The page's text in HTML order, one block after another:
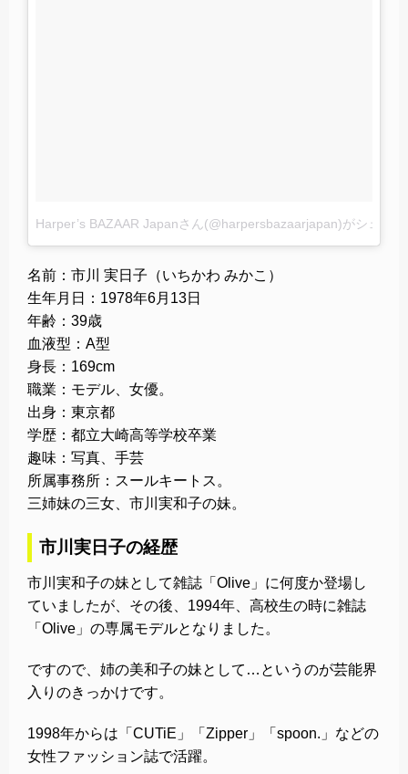
Harper’s BAZAAR Japanさん(@harpersbazaarjapan)がシェア
名前：市川 実日子（いちかわ みかこ）
生年月日：1978年6月13日
年齢：39歳
血液型：A型
身長：169cm
職業：モデル、女優。
出身：東京都
学歴：都立大崎高等学校卒業
趣味：写真、手芸
所属事務所：スールキートス。
三姉妹の三女、市川実和子の妹。
市川実日子の経歴
市川実和子の妹として雑誌「Olive」に何度か登場し
ていましたが、その後、1994年、高校生の時に雑誌
「Olive」の専属モデルとなりました。
ですので、姉の美和子の妹として…というのが芸能界
入りのきっかけです。
1998年からは「CUTiE」「Zipper」「spoon.」などの
女性ファッション誌で活躍。